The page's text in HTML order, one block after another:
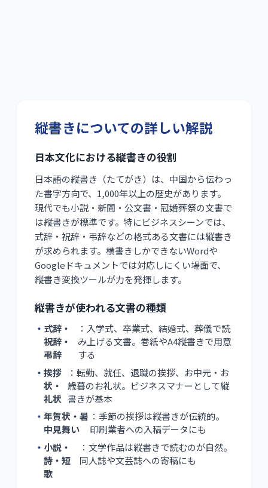
縦書きについての詳しい解説
日本文化における縦書きの役割
日本語の縦書き（たてがき）は、中国から伝わっ
た書字方向で、1,000年以上の歴史があります。
現代でも小説・新聞・公文書・冠婚葬祭の文書で
は縦書きが標準です。特にビジネスシーンでは、
式辞・祝辞・弔辞などの格式ある文書には縦書き
が求められます。横書きしかできないWordや
Googleドキュメントでは対応しにくい場面で、
縦書き変換ツールが力を発揮します。
縦書きが使われる文書の種類
・ 式辞・
祝辞・
弔辞
：入学式、卒業式、結婚式、葬儀で読
み上げる文書。巻紙やA4縦書きで用意
する
・ 挨拶
状・
礼状
：転勤、就任、退職の挨拶、お中元・お
歳暮のお礼状。ビジネスマナーとして縦
書きが基本
・ 年賀状・暑
中見舞い
：季節の挨拶は縦書きが伝統的。
印刷業者への入稿データにも
・ 小説・
詩・短
歌
：文学作品は縦書きで読むのが自然。
同人誌や文芸誌への寄稿にも